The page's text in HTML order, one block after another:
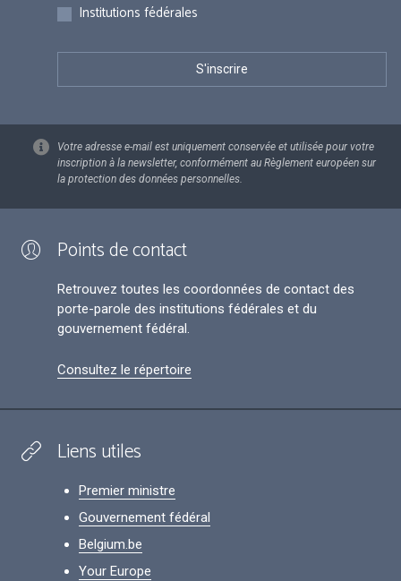
Institutions fédérales
Votre adresse e-mail est uniquement conservée et utilisée pour votre
inscription à la newsletter, conformément au Règlement européen sur
la protection des données personnelles.
Points de contact
Retrouvez toutes les coordonnées de contact des
porte-parole des institutions fédérales et du
gouvernement fédéral.
Consultez le répertoire
Liens utiles
Premier ministre
Gouvernement fédéral
Belgium.be
Your Europe